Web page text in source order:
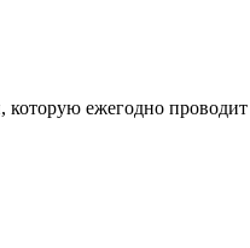
ежегодно проводит